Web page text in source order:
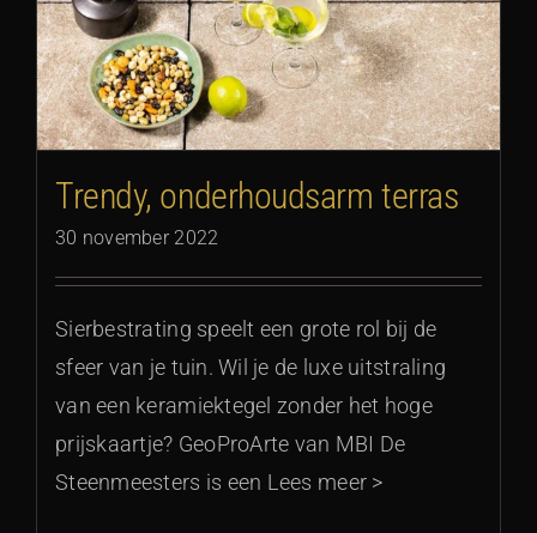
Trendy, onderhoudsarm terras
30 november 2022
Sierbestrating speelt een grote rol bij de
sfeer van je tuin. Wil je de luxe uitstraling
van een keramiektegel zonder het hoge
prijskaartje? GeoProArte van MBI De
Steenmeesters is een Lees meer >